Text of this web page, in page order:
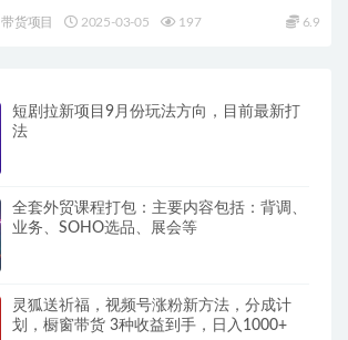
带货项目 2025-03-05 197 6.9
短剧拉新项目9月份玩法方向，目前最新打
法
全套外贸课程打包：主要内容包括：背调、
业务、SOHO选品、展会等
灵狐送祈福，视频号涨粉新方法，分成计
划，橱窗带货 3种收益到手，日入1000+